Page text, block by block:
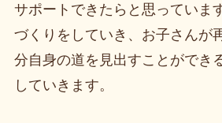
サポートできたらと思っていま
づくりをしていき、お子さんが
分自身の道を見出すことができ
していきます。